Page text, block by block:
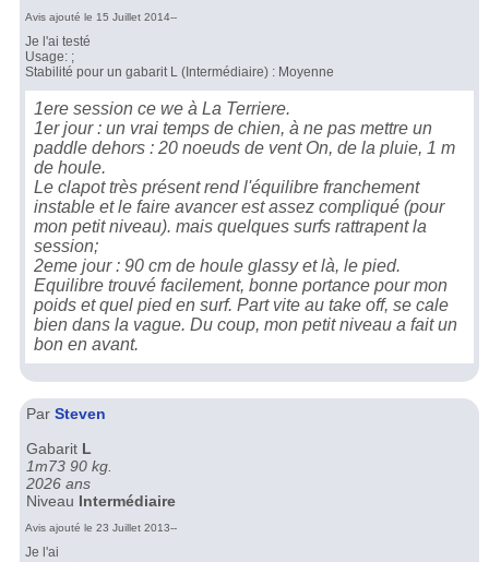
Avis ajouté le 15 Juillet 2014--
Je l'ai testé
Usage: ;
Stabilité pour un gabarit L (Intermédiaire) : Moyenne
1ere session ce we à La Terriere.
1er jour : un vrai temps de chien, à ne pas mettre un
paddle dehors : 20 noeuds de vent On, de la pluie, 1 m
de houle.
Le clapot très présent rend l'équilibre franchement
instable et le faire avancer est assez compliqué (pour
mon petit niveau). mais quelques surfs rattrapent la
session;
2eme jour : 90 cm de houle glassy et là, le pied.
Equilibre trouvé facilement, bonne portance pour mon
poids et quel pied en surf. Part vite au take off, se cale
bien dans la vague. Du coup, mon petit niveau a fait un
bon en avant.
Par Steven
Gabarit L
1m73 90 kg.
2026 ans
Niveau Intermédiaire
Avis ajouté le 23 Juillet 2013--
Je l'ai